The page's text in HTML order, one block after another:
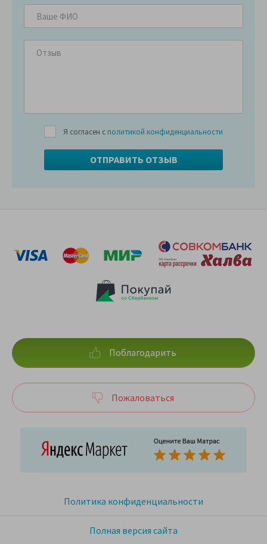
Я согласен с политикой конфиденциальности
Политика конфиденциальности
Полная версия сайта
Поблагодарить
Пожаловаться